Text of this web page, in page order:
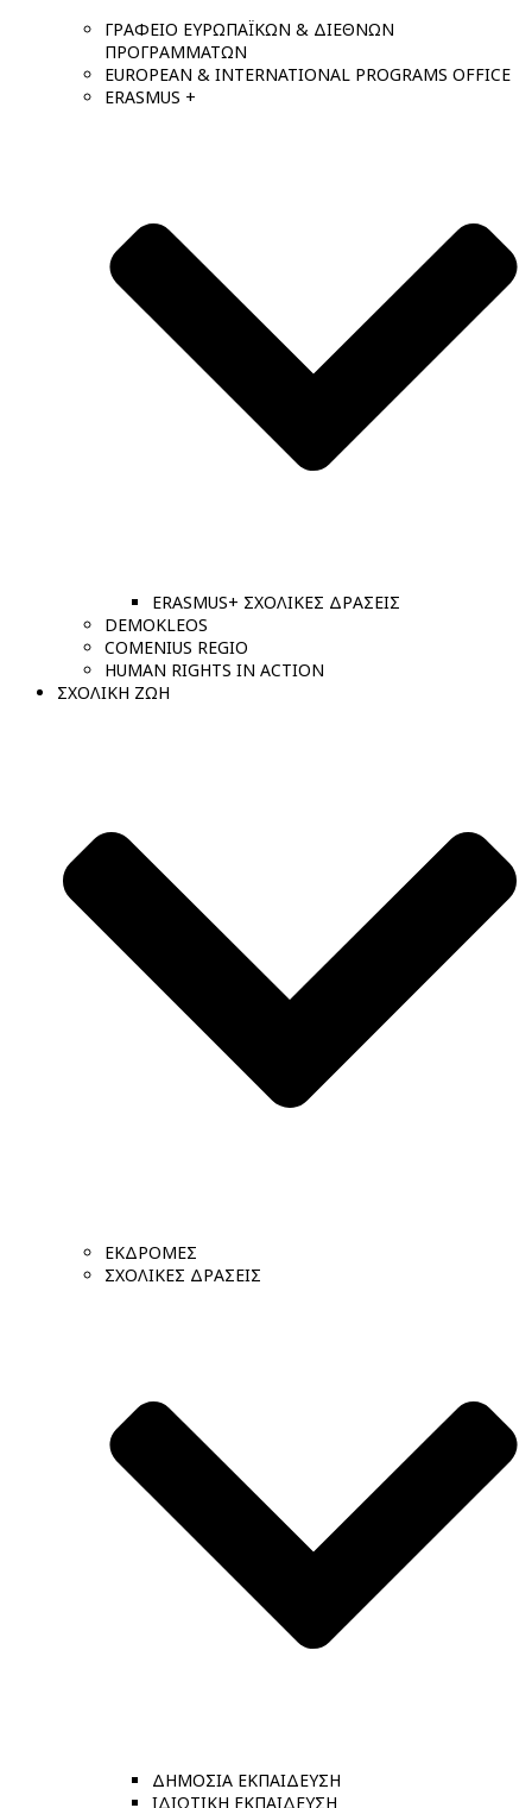
ΓΡΑΦΕΙΟ ΕΥΡΩΠΑΪΚΩΝ & ΔΙΕΘΝΩΝ
ΠΡΟΓΡΑΜΜΑΤΩΝ
EUROPEAN & INTERNATIONAL PROGRAMS OFFICE
ERASMUS +
ERASMUS+ ΣΧΟΛΙΚΕΣ ΔΡΑΣΕΙΣ
DEMOKLEOS
COMENIUS REGIO
HUMAN RIGHTS IN ACTION
ΣΧΟΛΙΚΗ ΖΩΗ
ΕΚΔΡΟΜΕΣ
ΣΧΟΛΙΚΕΣ ΔΡΑΣΕΙΣ
ΔΗΜΟΣΙΑ ΕΚΠΑΙΔΕΥΣΗ
ΙΔΙΩΤΙΚΗ ΕΚΠΑΙΔΕΥΣΗ